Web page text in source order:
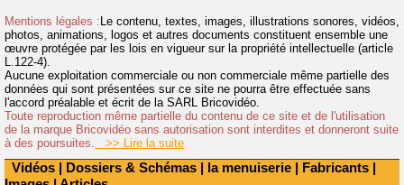
Vidéos | Dossiers & Schémas | la menuiserie | Fabricants |
Mentions légales :Le contenu, textes, images, illustrations sonores, vidéos,
photos, animations, logos et autres documents constituent ensemble une
œuvre protégée par les lois en vigueur sur la propriété intellectuelle (article
L.122-4).
Aucune exploitation commerciale ou non commerciale même partielle des
données qui sont présentées sur ce site ne pourra être effectuée sans
l'accord préalable et écrit de la SARL Bricovidéo.
Toute reproduction même partielle du contenu de ce site et de l'utilisation
de la marque Bricovidéo sans autorisation sont interdites et donneront suite
à des poursuites.
>> Lire la suite